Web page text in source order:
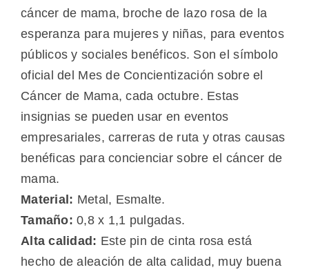
cáncer de mama, broche de lazo rosa de la
esperanza para mujeres y niñas, para eventos
públicos y sociales benéficos. Son el símbolo
oficial del Mes de Concientización sobre el
Cáncer de Mama, cada octubre. Estas
insignias se pueden usar en eventos
empresariales, carreras de ruta y otras causas
benéficas para concienciar sobre el cáncer de
mama.
Material: Metal, Esmalte.
Tamaño: 0,8 x 1,1 pulgadas.
Alta calidad: Este pin de cinta rosa está
hecho de aleación de alta calidad, muy buena